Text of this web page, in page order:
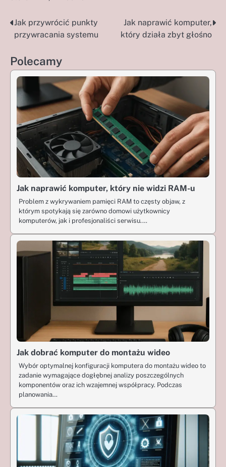
Nawigacja
wpisu
Jak przywrócić punkty
przywracania systemu
Jak naprawić komputer,
który działa zbyt głośno
Polecamy
Jak naprawić komputer, który nie widzi RAM-u
Problem z wykrywaniem pamięci RAM to częsty objaw, z
którym spotykają się zarówno domowi użytkownicy
komputerów, jak i profesjonaliści serwisu.…
Jak dobrać komputer do montażu wideo
Wybór optymalnej konfiguracji komputera do montażu wideo to
zadanie wymagające dogłębnej analizy poszczególnych
komponentów oraz ich wzajemnej współpracy. Podczas
planowania…